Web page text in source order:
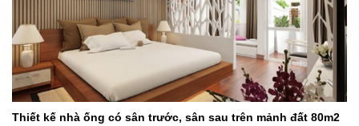
Thiết kế nhà ống có sân trước, sân sau trên mảnh đất 80m2